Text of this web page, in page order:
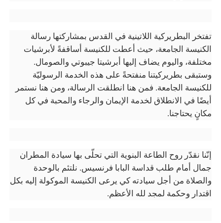
تفتخر البطريركية اللاتينية في القدس بمشاركتها رسالة
الكنيسة الجامعة، حيث أعطت للكنيسة أساقفةً لأبرشيات
مختلفة، واليوم يضاف إليها أبرشيتا جيبوتي والصومال.
وستبقى بطريركيتنا منفتحةً على هذه الخدمة الرسوليّة
للكنيسة الجامعة. فمن هنا انطلقت الرسالة، ومن هنا نستمر
أيضًا في الانطلاق لخدمة الإيمان والرجاء والمحبة في كل
مكانٍ يحتاجنا.
إنّنا نقدّر روح الطاعة البنوية التي تحلّى بها سيادة المطران
جمال أمام طلب قداسة البابا فرنسيس. نلتئم بالوحدة
والصلاة من أجل سيادته كي يرعى الكنيسة الموكولة إليه بكل
اقتدار وحكمة لمجد لله الأعظم.